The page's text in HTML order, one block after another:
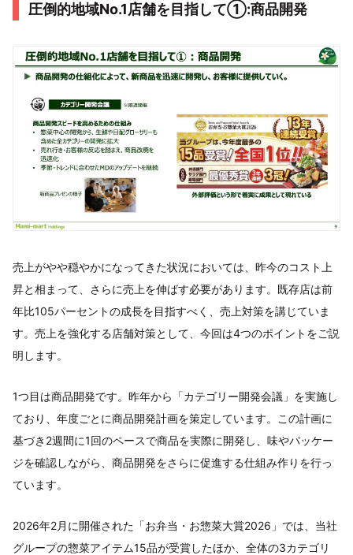
圧倒的地域No.1店舗を目指して①:商品開発
売上がやや穏やかになってきた状況においては、昨今のコスト上
昇と相まって、さらに売上を伸ばす必要があります。既存店は前
年比105パーセントの成長を目指すべく、売上対策を講じていま
す。売上を強化する店舗対策として、今回は4つのポイントをご説
明します。
1つ目は商品開発です。昨年から「カテゴリー開発会議」を実施し
ており、年度ごとに商品開発計画を策定しています。この計画に
基づき2週間に1回のペースで商品を実際に開発し、味やパッケー
ジを確認しながら、商品開発をさらに促進する仕組み作りを行っ
ています。
2026年2月に開催された「お弁当・お惣菜大賞2026」では、当社
グループの惣菜アイテム15品が受賞したほか、全体の3カテゴリ